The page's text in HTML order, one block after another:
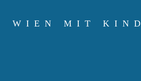
springen
WIEN MIT KIND